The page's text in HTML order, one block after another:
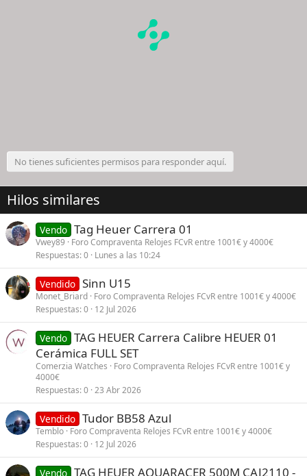
No tienes suficientes permisos para responder aquí.
Hilos similares
Vendo Tag Heuer Carrera 01
Vwey89
Foro Compraventa Relojes FCvR entre 1001€ y 4000€
Respuestas 0 Lunes a las 10:24
Vendido Sinn U15
Monet_Briard Foro Compraventa Relojes FCvR entre 1001€ y 4000€
Respuestas 0 12 Jul 2026
Vendo TAG HEUER Carrera Calibre HEUER 01
Cerámica FULL SET
Comerzia Watches
Foro Compraventa Relojes FCvR entre 1001€ y
4000€
Respuestas 0 23 Abr 2026
Vendido Tudor BB58 Azul
Temblo Foro Compraventa Relojes FCvR entre 1001€ y 4000€
Respuestas 0 12 Jul 2026
Vendo TAG HEUER AQUARACER 500M CAJ2110 -